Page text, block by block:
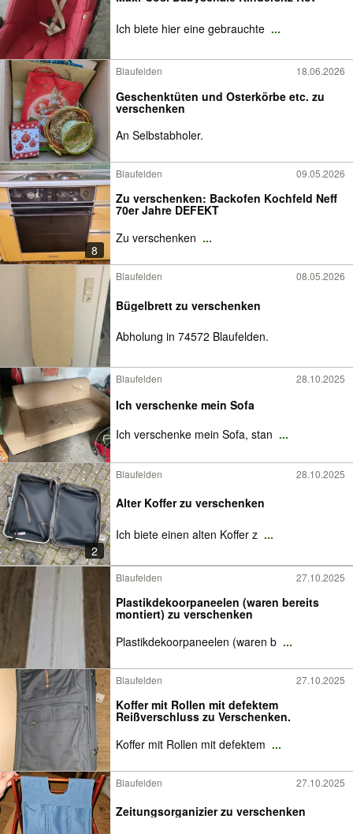
Ich biete hier eine gebrauchte ...
Blaufelden 18.06.2026
Geschenktüten und Osterkörbe etc. zu
verschenken
An Selbstabholer.
8
Blaufelden 09.05.2026
Zu verschenken: Backofen Kochfeld Neff
70er Jahre DEFEKT
Zu verschenken ...
Blaufelden 08.05.2026
Bügelbrett zu verschenken
Abholung in 74572 Blaufelden.
Blaufelden 28.10.2025
Ich verschenke mein Sofa
Ich verschenke mein Sofa, stan ...
2
Blaufelden 28.10.2025
Alter Koffer zu verschenken
Ich biete einen alten Koffer z ...
Blaufelden 27.10.2025
Plastikdekoorpaneelen (waren bereits
montiert) zu verschenken
Plastikdekoorpaneelen (waren b ...
Blaufelden 27.10.2025
Koffer mit Rollen mit defektem
Reißverschluss zu Verschenken.
Koffer mit Rollen mit defektem ...
Blaufelden 27.10.2025
Zeitungsorganizier zu verschenken